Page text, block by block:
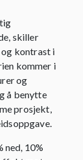
skiller
og kontrast i
kommer i
og
å benytte
prosjekt,
ned, 10%